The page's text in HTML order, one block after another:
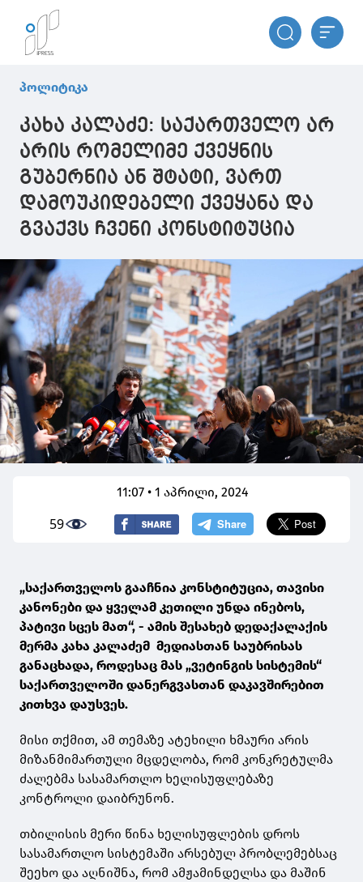
პოლიტიკა
კახა კალაძე: საქართველო არ
არის რომელიმე ქვეყნის
გუბერნია ან შტატი, ვართ
დამოუკიდებელი ქვეყანა და
გვაქვს ჩვენი კონსტიტუცია
11:07 • 1 აპრილი, 2024
59
„საქართველოს გააჩნია კონსტიტუცია, თავისი
კანონები და ყველამ კეთილი უნდა ინებოს,
პატივი სცეს მათ“, - ამის შესახებ დედაქალაქის
მერმა კახა კალაძემ მედიასთან საუბრისას
განაცხადა, როდესაც მას „ვეტინგის სისტემის“
საქართველოში დანერგვასთან დაკავშირებით
კითხვა დაუსვეს.
მისი თქმით, ამ თემაზე ატეხილი ხმაური არის
მიზანმიმართული მცდელობა, რომ კონკრეტულმა
ძალებმა სასამართლო ხელისუფლებაზე
კონტროლი დაიბრუნონ.
თბილისის მერი წინა ხელისუფლების დროს
სასამართლო სისტემაში არსებულ პრობლემებსაც
შეეხო და აღნიშნა, რომ ამჟამინდელსა და მაშინ